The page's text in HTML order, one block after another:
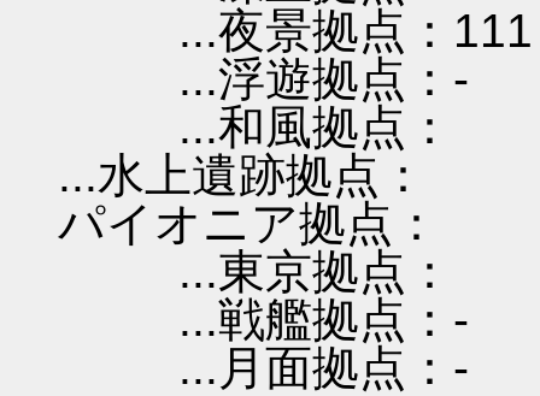
...夜景拠点：111
...浮遊拠点：-
...和風拠点：
...水上遺跡拠点：
パイオニア拠点：
...東京拠点：
...戦艦拠点：-
...月面拠点：-